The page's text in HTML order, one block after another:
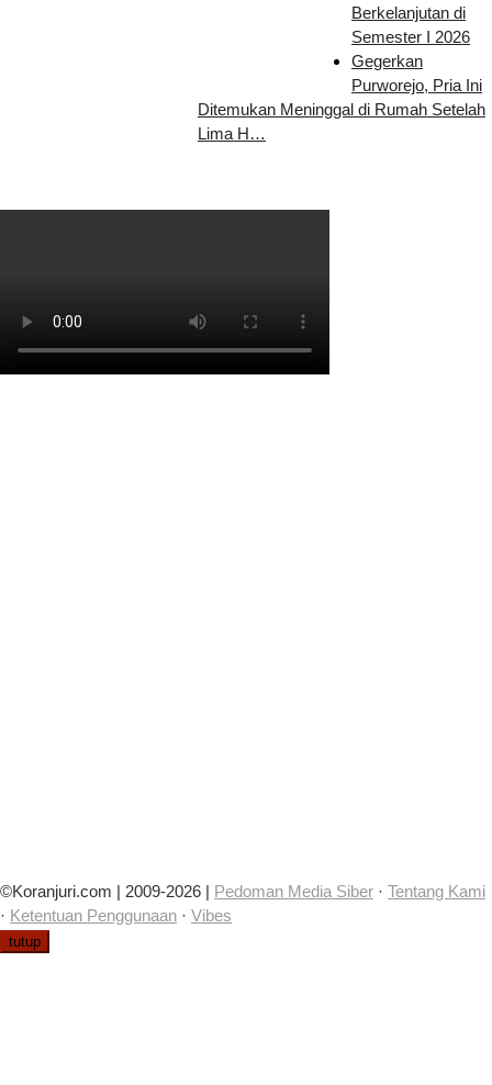
Berkelanjutan di
Semester I 2026
Gegerkan
Purworejo, Pria Ini
Ditemukan Meninggal di Rumah Setelah
Lima H…
©Koranjuri.com | 2009-2026 | Pedoman Media Siber · Tentang Kami
· Ketentuan Penggunaan · Vibes
tutup